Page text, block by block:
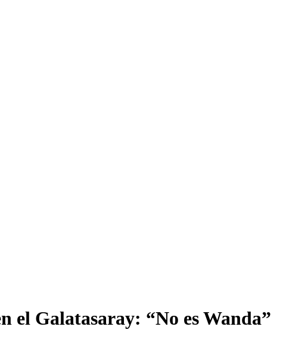
el Galatasaray: “No es Wanda”